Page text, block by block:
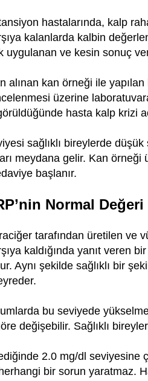
hastalarında, kalp
kalanlarda kalbin
uygulanan ve kesin sonuç
alınan kan örneği ile
üzerine
hasta kalp krizi
sağlıklı bireylerde
meydana gelir. Kan
başlanır.
Normal
tarafından üretilen ve
kaldığında yanıt veren
Aynı şekilde sağlıklı bir
bu seviyede
değişebilir. Sağlıklı
2.0 mg/dl seviyesine
bir sorun yaratmaz.